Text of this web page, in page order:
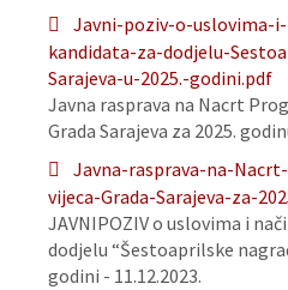
Javni-poziv-o-uslovima-
kandidata-za-dodjelu-
Sarajeva-u-2025.-godini.pdf
Javna rasprava na Nacrt
Grada Sarajeva za 2025.
Javna-rasprava-na-
vijeca-Grada-Sarajeva-za-
JAVNIPOZIV o uslovima i
dodjelu “Šestoaprilske
godini - 11.12.2023.